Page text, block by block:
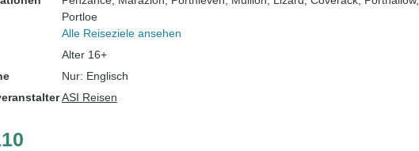
Portloe
Alle Reiseziele ansehen
Alter 16+
Nur: Englisch
ASI Reisen